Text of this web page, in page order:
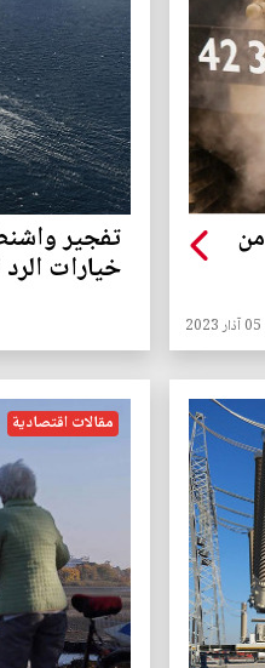
تفجير
خيارات
مقالات اقتصادية